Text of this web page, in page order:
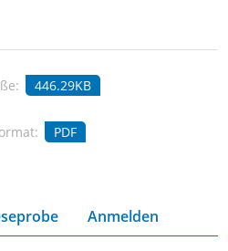
446.29KB
PDF
Anmelden